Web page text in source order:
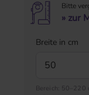
Bitte
» zur
Breite in cm
Bereich: 50–220